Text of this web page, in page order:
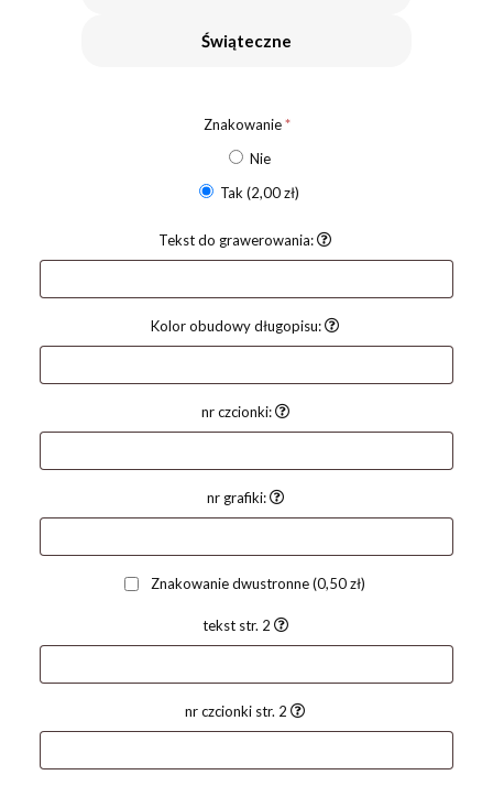
Świąteczne
Znakowanie*
Nie
Tak (2,00 zł)
Tekst do grawerowania:
Kolor obudowy długopisu:
nr czcionki:
nr grafiki:
Znakowanie dwustronne(0,50 zł)
tekst str. 2
nr czcionki str. 2